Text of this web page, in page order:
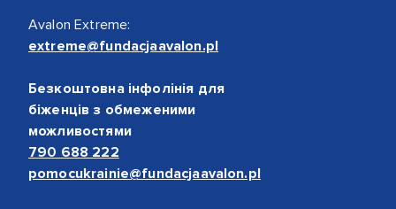
Avalon Extreme:
extreme@fundacjaavalon.pl
Безкоштовна інфолінія для
біженців з обмеженими
можливостями
790 688 222
pomocukrainie@fundacjaavalon.pl